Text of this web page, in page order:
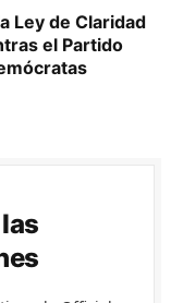
Ley de Claridad
el Partido